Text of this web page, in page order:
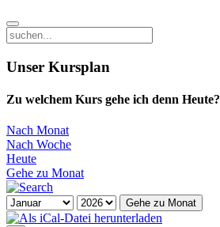
Unser Kursplan
Zu welchem Kurs gehe ich denn Heute?
Nach Monat
Nach Woche
Heute
Gehe zu Monat
Gehe zu Monat